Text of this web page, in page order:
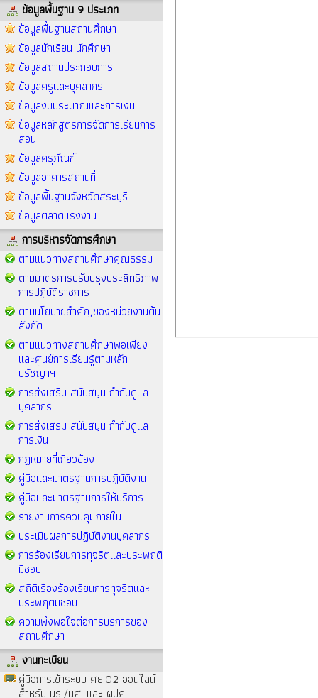
ข้อมูลพื้นฐาน 9 ประเภท
ข้อมูลพื้นฐานสถานศึกษา
ข้อมูลนักเรียน นักศึกษา
ข้อมูลสถานประกอบการ
ข้อมูลครูและบุคลากร
ข้อมูลงบประมาณและการเงิน
ข้อมูลหลักสูตรการจัดการเรียนการ
สอน
ข้อมูลครุภัณฑ์
ข้อมูลอาคารสถานที่
ข้อมูลพื้นฐานจังหวัดสระบุรี
ข้อมูลตลาดแรงงาน
การบริหารจัดการศึกษา
ตามแนวทางสถานศึกษาคุณธรรม
ตามมาตรการปรับปรุงประสิทธิภาพ
การปฏิบัติราชการ
ตามนโยบายสำคัญของหน่วยงานต้น
สังกัด
ตามแนวทางสถานศึกษาพอเพียง
และศูนย์การเรียนรู้ตามหลัก
ปรัชญาฯ
การส่งเสริม สนับสนุน กำกับดูแล
บุคลากร
การส่งเสริม สนับสนุน กำกับดูแล
การเงิน
กฏหมายที่เกี่ยวข้อง
คู่มือและมาตรฐานการปฏิบัติงาน
คู่มือและมาตรฐานการให้บริการ
รายงานการควบคุมภายใน
ประเมินผลการปฏิบัติงานบุคลากร
การร้องเรียนการทุจริตและประพฤติ
มิชอบ
สถิติเรื่องร้องเรียนการทุจริตและ
ประพฤติมิชอบ
ความพึงพอใจต่อการบริการของ
สถานศึกษา
งานทะเบียน
คู่มือการเข้าระบบ ศธ.02 ออนไลน์
สำหรับ นร./นศ. และ ผปค.